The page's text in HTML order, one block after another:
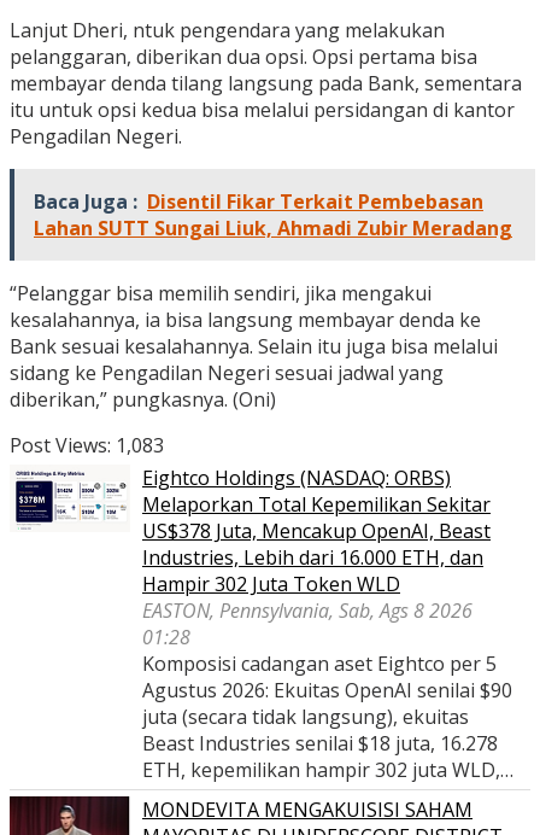
Lanjut Dheri, ntuk pengendara yang melakukan
pelanggaran, diberikan dua opsi. Opsi pertama bisa
membayar denda tilang langsung pada Bank, sementara
itu untuk opsi kedua bisa melalui persidangan di kantor
Pengadilan Negeri.
Baca Juga : Disentil Fikar Terkait Pembebasan
Lahan SUTT Sungai Liuk, Ahmadi Zubir Meradang
“Pelanggar bisa memilih sendiri, jika mengakui
kesalahannya, ia bisa langsung membayar denda ke
Bank sesuai kesalahannya. Selain itu juga bisa melalui
sidang ke Pengadilan Negeri sesuai jadwal yang
diberikan,” pungkasnya. (Oni)
Post Views: 1,083
Eightco Holdings (NASDAQ: ORBS)
Melaporkan Total Kepemilikan Sekitar
US$378 Juta, Mencakup OpenAI, Beast
Industries, Lebih dari 16.000 ETH, dan
Hampir 302 Juta Token WLD
EASTON, Pennsylvania, Sab, Ags 8 2026
01:28
Komposisi cadangan aset Eightco per 5
Agustus 2026: Ekuitas OpenAI senilai $90
juta (secara tidak langsung), ekuitas
Beast Industries senilai $18 juta, 16.278
ETH, kepemilikan hampir 302 juta WLD,…
MONDEVITA MENGAKUISISI SAHAM